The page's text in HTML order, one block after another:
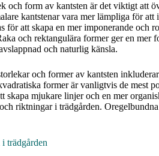
och form av kantsten är det viktigt att
kantstenar vara mer lämpliga för
för att skapa en mer imponerande och
och rektangulära former ger en mer
och naturlig känsla.
och former av kantsten
former är vanligtvis de mest
skapa mjukare linjer och en mer
riktningar i trädgården.
trädgården